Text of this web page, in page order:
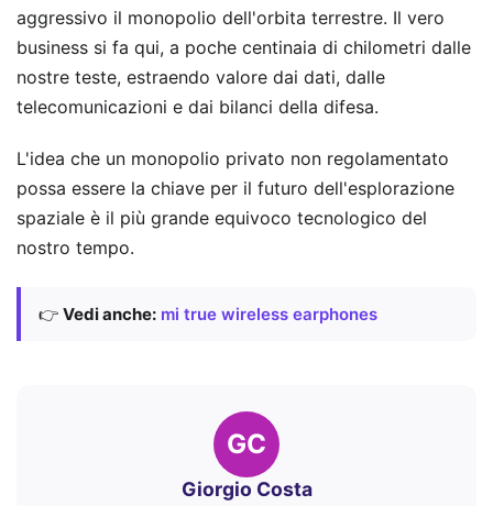
aggressivo il monopolio dell'orbita terrestre. Il vero
business si fa qui, a poche centinaia di chilometri dalle
nostre teste, estraendo valore dai dati, dalle
telecomunicazioni e dai bilanci della difesa.
L'idea che un monopolio privato non regolamentato
possa essere la chiave per il futuro dell'esplorazione
spaziale è il più grande equivoco tecnologico del
nostro tempo.
👉 Vedi anche: mi true wireless earphones
GC
Giorgio Costa